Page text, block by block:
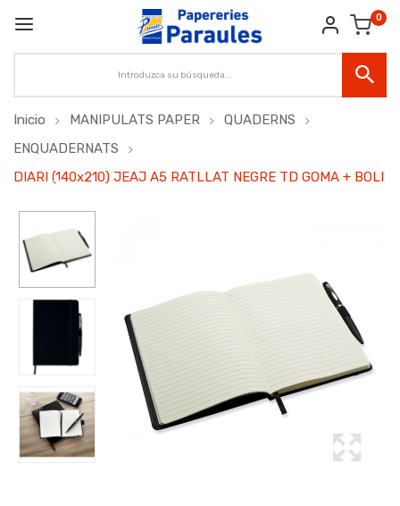
0
Inicio MANIPULATS PAPER
QUADERNS
ENQUADERNATS
DIARI (140x210) JEAJ A5 RATLLAT NEGRE TD GOMA + BOLI